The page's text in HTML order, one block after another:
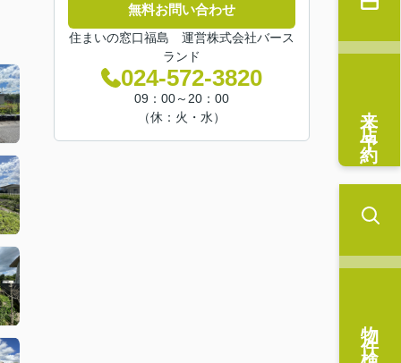
無料お問い合わせ
住まいの窓口福島 運営株式会社バース
ランド
024-572-3820
09：00～20：00
（休：火・水）
来店予約
物件検索